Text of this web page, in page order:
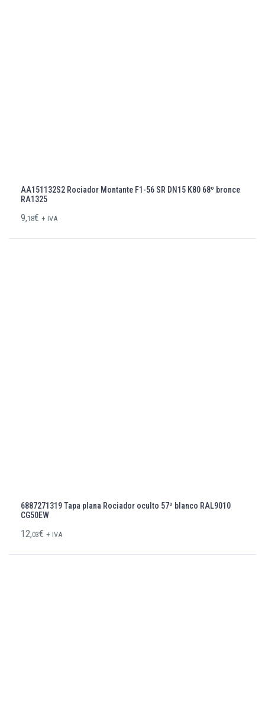
AA151132S2 Rociador Montante F1-56 SR DN15 K80 68º bronce
RA1325
9,18€ + IVA
6887271319 Tapa plana Rociador oculto 57º blanco RAL9010
CG50EW
12,03€ + IVA